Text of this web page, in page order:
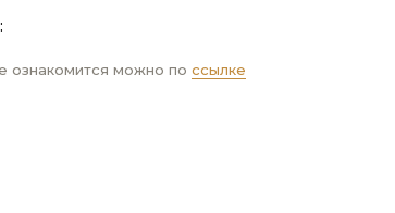
ознакомится можно по ссылке